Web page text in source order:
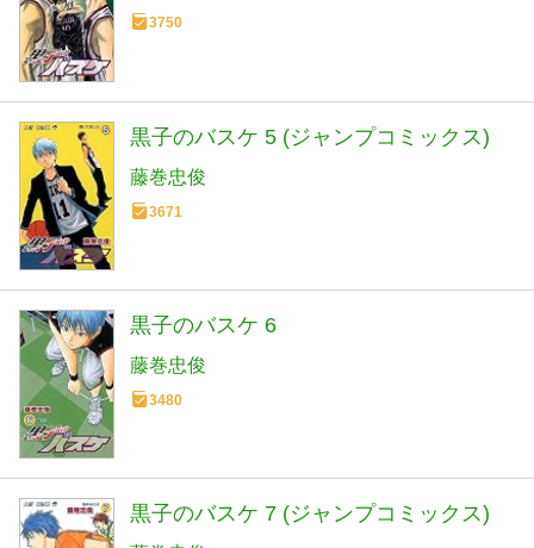
3750
黒子のバスケ 5 (ジャンプコミックス)
藤巻忠俊
3671
黒子のバスケ 6
藤巻忠俊
3480
黒子のバスケ 7 (ジャンプコミックス)